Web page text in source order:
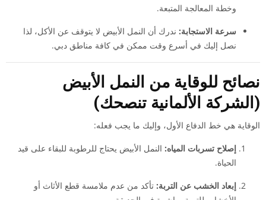
وخطة المعالجة المتبعة.
سرعة الاستجابة: ندرك أن النمل الأبيض لا يتوقف عن الأكل، لذا
نصل إليك في أسرع وقت ممكن في كافة مناطق دبي.
نصائح للوقاية من النمل الأبيض
(الشركة الألمانية تنصحك)
الوقاية هي خط الدفاع الأول، وإليك ما يجب فعله:
إصلاح تسربات المياه: النمل الأبيض يحتاج للرطوبة للبقاء على قيد
الحياة.
إبعاد الخشب عن التربة: تأكد من عدم ملامسة قطع الأثاث أو